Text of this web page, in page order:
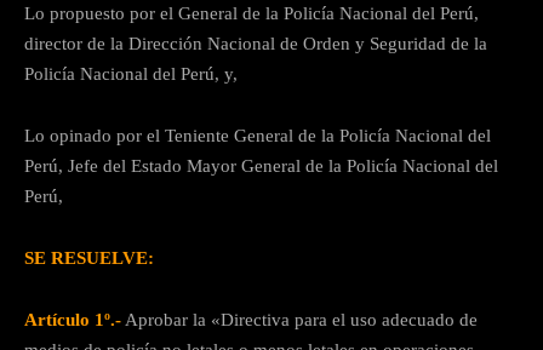
Lo propuesto por el General de la Policía Nacional del Perú,
director de la Dirección Nacional de Orden y Seguridad de la
Policía Nacional del Perú, y,
Lo opinado por el Teniente General de la Policía Nacional del
Perú, Jefe del Estado Mayor General de la Policía Nacional del
Perú,
SE RESUELVE:
Artículo 1º.-Aprobar la «Directiva para el uso adecuado de